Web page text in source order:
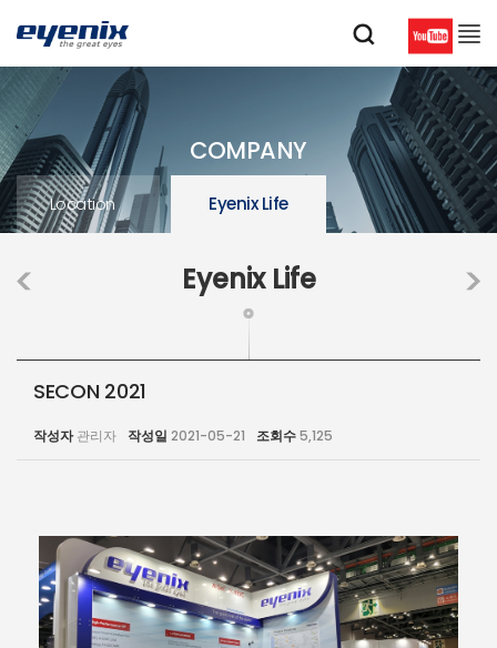
COMPANY
Location Eyenix Life
Eyenix Life
SECON 2021
작성자 관리자 작성일 2021-05-21 조회수5,125